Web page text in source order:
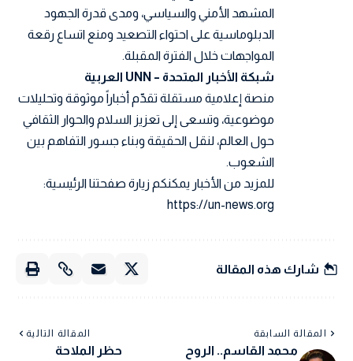
المشهد الأمني والسياسي، ومدى قدرة الجهود
الدبلوماسية على احتواء التصعيد ومنع اتساع رقعة
المواجهات خلال الفترة المقبلة.
شبكة الأخبار المتحدة – UNN العربية
منصة إعلامية مستقلة تقدّم أخباراً موثوقة وتحليلات
موضوعية، وتسعى إلى تعزيز السلام والحوار الثقافي
حول العالم، لنقل الحقيقة وبناء جسور التفاهم بين
الشعوب.
للمزيد من الأخبار يمكنكم زيارة صفحتنا الرئيسية:
https://un-news.org
شارك هذه المقالة
المقالة السابقة
محمد القاسم.. الروح
المقالة التالية
حظر الملاحة